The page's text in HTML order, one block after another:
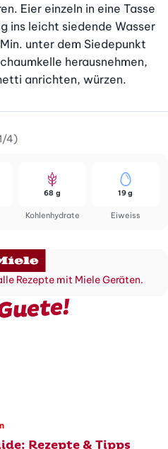
Eier einzeln in eine Tasse
ins leicht siedende Wasser
unter dem Siedepunkt
herausnehmen,
anrichten, würzen.
4)
Kohlenhydrate
68 g
Eiweiss
19 g
Rezepte mit Miele Geräten.
Rezepte & Tipps